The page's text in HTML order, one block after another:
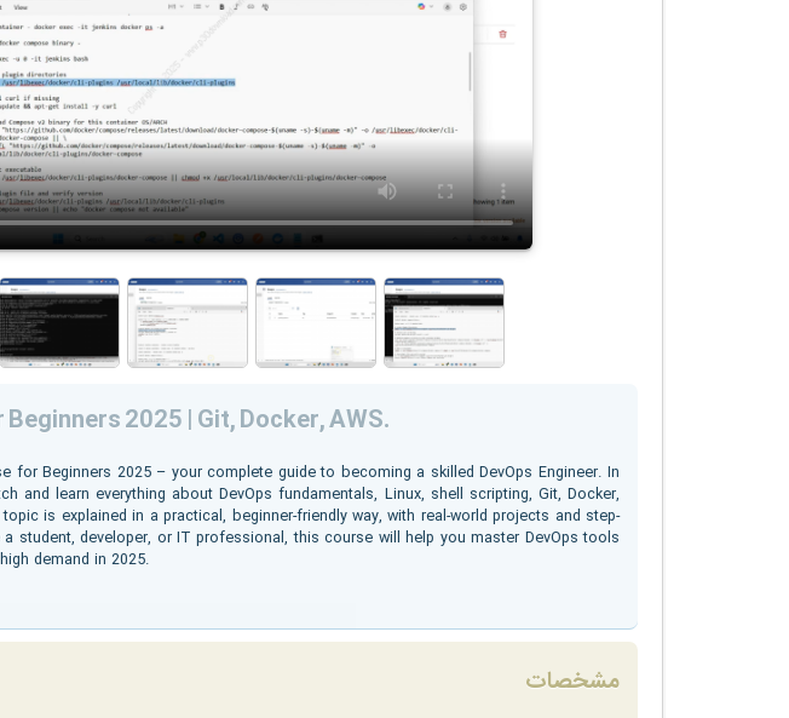
2025 | Git, Docker, AWS.
for Beginners 2025 – your complete guide to becoming a skilled DevOps Engineer. In
and learn everything about DevOps fundamentals, Linux, shell scripting, Git, Docker,
topic is explained in a practical, beginner-friendly way, with real-world projects and step-
student, developer, or IT professional, this course will help you master DevOps tools
demand in 2025.
مشخصات